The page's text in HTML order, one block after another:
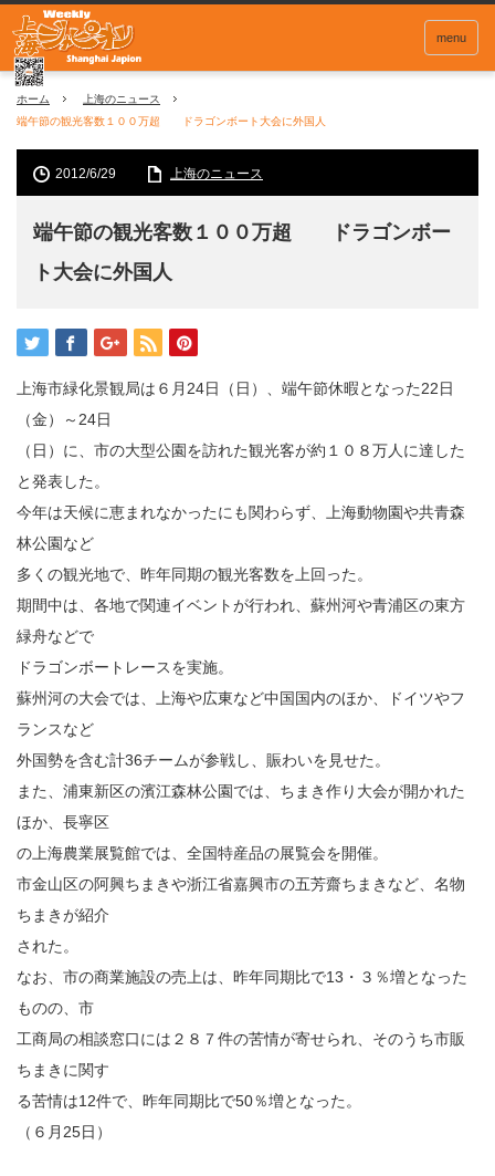
menu
ホーム
上海のニュース
端午節の観光客数１００万超 ドラゴンボート大会に外国人
2012/6/29 上海のニュース
端午節の観光客数１００万超 ドラゴンボー
ト大会に外国人
上海市緑化景観局は６月24日（日）、端午節休暇となった22日
（金）～24日
（日）に、市の大型公園を訪れた観光客が約１０８万人に達した
と発表した。
今年は天候に恵まれなかったにも関わらず、上海動物園や共青森
林公園など
多くの観光地で、昨年同期の観光客数を上回った。
期間中は、各地で関連イベントが行われ、蘇州河や青浦区の東方
緑舟などで
ドラゴンボートレースを実施。
蘇州河の大会では、上海や広東など中国国内のほか、ドイツやフ
ランスなど
外国勢を含む計36チームが参戦し、賑わいを見せた。
また、浦東新区の濱江森林公園では、ちまき作り大会が開かれた
ほか、長寧区
の上海農業展覧館では、全国特産品の展覧会を開催。
市金山区の阿興ちまきや浙江省嘉興市の五芳齋ちまきなど、名物
ちまきが紹介
された。
なお、市の商業施設の売上は、昨年同期比で13・３％増となった
ものの、市
工商局の相談窓口には２８７件の苦情が寄せられ、そのうち市販
ちまきに関す
る苦情は12件で、昨年同期比で50％増となった。
（６月25日）